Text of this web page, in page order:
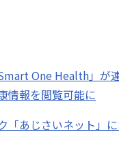
One Health」
情報を閲覧可能に
「あじさいネット」